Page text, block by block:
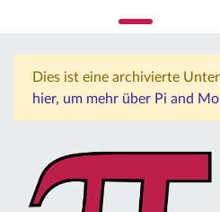
Dies ist eine archivierte
hier, um mehr über Pi and